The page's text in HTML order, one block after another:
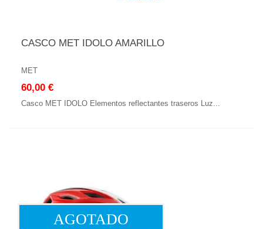
CASCO MET IDOLO AMARILLO
MET
60,00 €
Casco MET IDOLO Elementos reflectantes traseros Luz...
AGOTADO